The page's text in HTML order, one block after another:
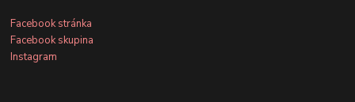
Facebook stránka
Facebook skupina
Instagram